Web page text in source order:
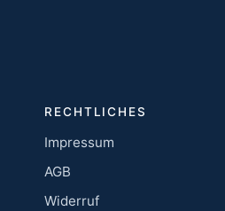
RECHTLICHES
Impressum
AGB
Widerruf